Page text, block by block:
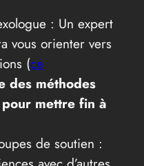
: Un expert
vous orienter vers
(ce
des méthodes
mettre fin à
de soutien :